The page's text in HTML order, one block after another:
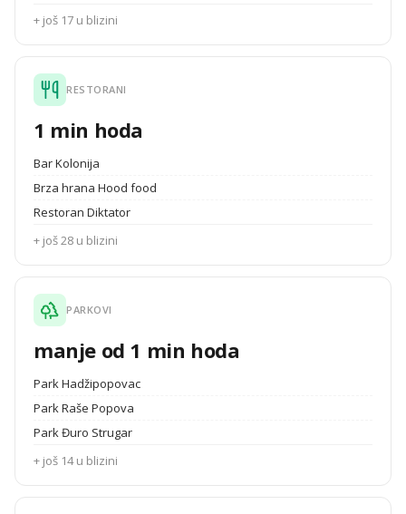
+ još 17 u blizini
RESTORANI
1 min hoda
Bar Kolonija
Brza hrana Hood food
Restoran Diktator
+ još 28 u blizini
PARKOVI
manje od 1 min hoda
Park Hadžipopovac
Park Raše Popova
Park Đuro Strugar
+ još 14 u blizini